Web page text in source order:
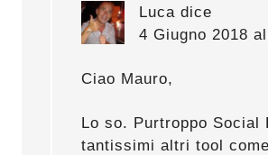
Luca dice
4 Giugno 2018
Ciao Mauro,
Lo so. Purtroppo Social
tantissimi altri tool